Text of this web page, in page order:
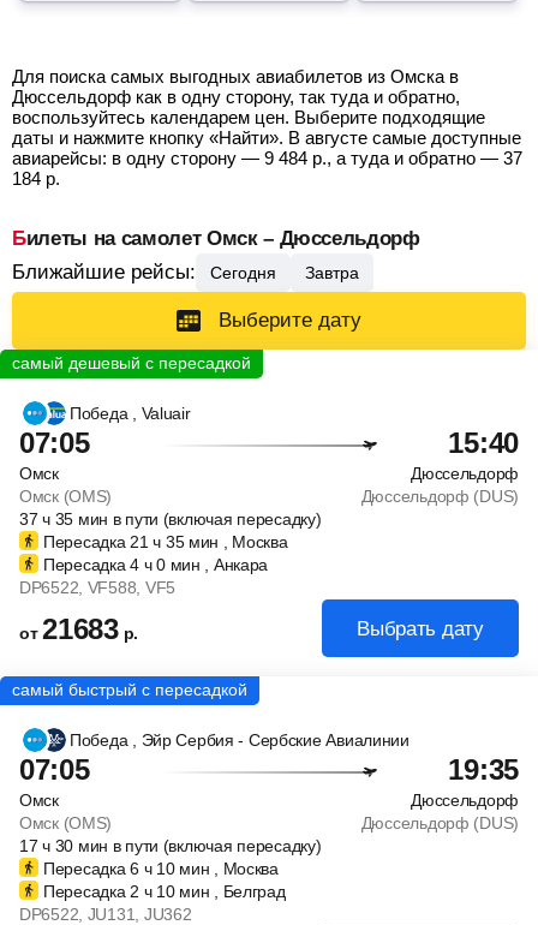
Для поиска самых выгодных авиабилетов из Омска в
Дюссельдорф как в одну сторону, так туда и обратно,
воспользуйтесь календарем цен. Выберите подходящие
даты и нажмите кнопку «Найти». В августе самые доступные
авиарейсы: в одну сторону — 9 484 р., а туда и обратно — 37
184 р.
Билеты на самолет Омск – Дюссельдорф
Ближайшие рейсы:
Сегодня Завтра
Выберите дату
Победа , Valuair
07:05 15:40
Омск
Дюссельдорф
Омск (OMS)
Дюссельдорф (DUS)
37ч35 мин в пути (включая пересадку)
Пересадка 21ч 35 мин , Москва
Пересадка 4 ч0 мин , Анкара
DP6522 , VF588 , VF5
от21683 р. Выбрать дату
Победа , Эйр Сербия - Сербские Авиалинии
07:05 19:35
Омск
Дюссельдорф
Омск (OMS)
Дюссельдорф (DUS)
17ч30 мин в пути (включая пересадку)
Пересадка 6 ч10 мин , Москва
Пересадка 2 ч10 мин , Белград
DP6522 , JU131 , JU362